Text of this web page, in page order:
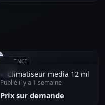
RÉFÉRENCE
Climatiseur media 12 ml
Publié il y a 1 semaine
Prix sur demande